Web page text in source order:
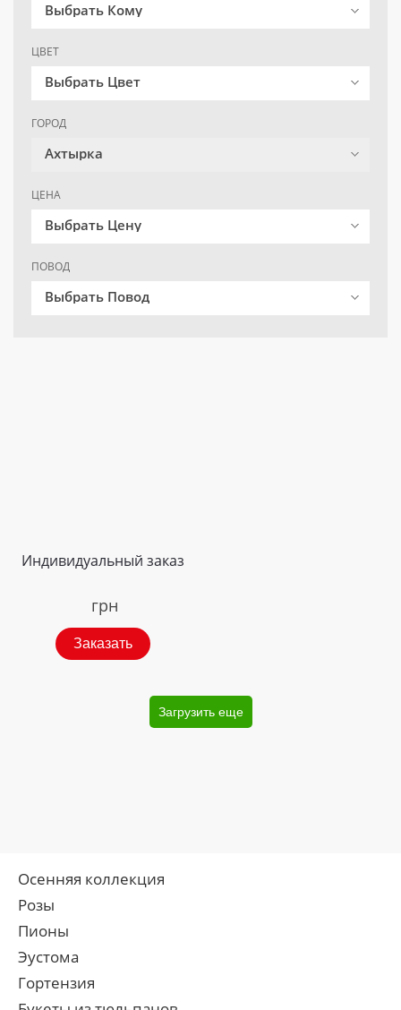
Выбрать Кому
ЦВЕТ
Выбрать Цвет
ГОРОД
Ахтырка
ЦЕНА
Выбрать Цену
ПОВОД
Выбрать Повод
Индивидуальный заказ
грн
Заказать
Загрузить еще
Осенняя коллекция
Розы
Пионы
Эустома
Гортензия